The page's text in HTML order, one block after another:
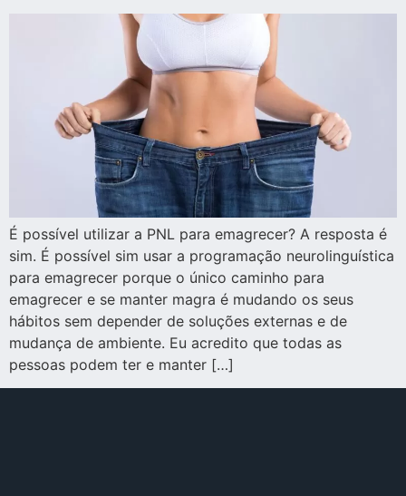
É possível utilizar a PNL para emagrecer? A resposta é
sim. É possível sim usar a programação neurolinguística
para emagrecer porque o único caminho para
emagrecer e se manter magra é mudando os seus
hábitos sem depender de soluções externas e de
mudança de ambiente. Eu acredito que todas as
pessoas podem ter e manter […]